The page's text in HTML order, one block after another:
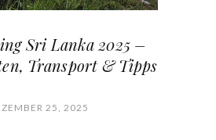
Sri Lanka 2025 –
Transport & Tipps
25, 2025